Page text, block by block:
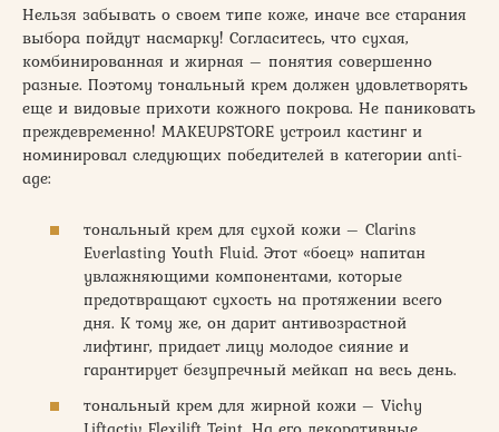
Нельзя забывать о своем типе коже, иначе все старания
выбора пойдут насмарку! Согласитесь, что сухая,
комбинированная и жирная – понятия совершенно
разные. Поэтому тональный крем должен удовлетворять
еще и видовые прихоти кожного покрова. Не паниковать
преждевременно! MAKEUPSTORE устроил кастинг и
номинировал следующих победителей в категории anti-
age:
тональный крем для сухой кожи – Clarins
Everlasting Youth Fluid. Этот «боец» напитан
увлажняющими компонентами, которые
предотвращают сухость на протяжении всего
дня. К тому же, он дарит антивозрастной
лифтинг, придает лицу молодое сияние и
гарантирует безупречный мейкап на весь день.
тональный крем для жирной кожи – Vichy